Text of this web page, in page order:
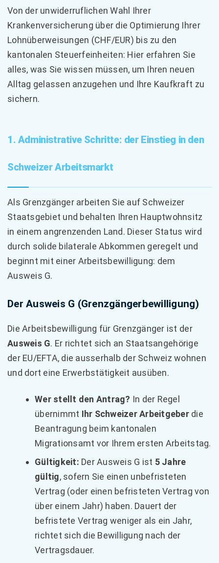
Von der unwiderruflichen Wahl Ihrer
Krankenversicherung über die Optimierung Ihrer
Lohnüberweisungen (CHF/EUR) bis zu den
kantonalen Steuerfeinheiten: Hier erfahren Sie
alles, was Sie wissen müssen, um Ihren neuen
Alltag gelassen anzugehen und Ihre Kaufkraft zu
sichern.
1. Administrative Schritte: der Einstieg in den
Schweizer Arbeitsmarkt
Als Grenzgänger arbeiten Sie auf Schweizer
Staatsgebiet und behalten Ihren Hauptwohnsitz
in einem angrenzenden Land. Dieser Status wird
durch solide bilaterale Abkommen geregelt und
beginnt mit einer Arbeitsbewilligung: dem
Ausweis G.
Der Ausweis G (Grenzgängerbewilligung)
Die Arbeitsbewilligung für Grenzgänger ist der
Ausweis G. Er richtet sich an Staatsangehörige
der EU/EFTA, die ausserhalb der Schweiz wohnen
und dort eine Erwerbstätigkeit ausüben.
Wer stellt den Antrag? In der Regel
übernimmt Ihr Schweizer Arbeitgeberdie
Beantragung beim kantonalen
Migrationsamt vor Ihrem ersten Arbeitstag.
Gültigkeit: Der Ausweis G ist 5 Jahre
gültig, sofern Sie einen unbefristeten
Vertrag (oder einen befristeten Vertrag von
über einem Jahr) haben. Dauert der
befristete Vertrag weniger als ein Jahr,
richtet sich die Bewilligung nach der
Vertragsdauer.